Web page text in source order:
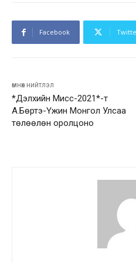
Facebook
өмнөх нийтлэл
*Дэлхийн Мисс-2021*-т
А.Бөртэ-Үжин Монгол Улсаа
төлөөлөн оролцоно